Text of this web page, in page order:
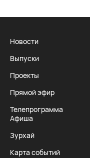
Новости
Выпуски
Проекты
Прямой эфир
Телепрограмма
Афиша
Зурхай
Карта событий